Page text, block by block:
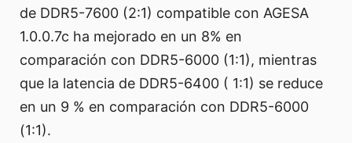
de DDR5-7600 (2:1) compatible con AGESA
1.0.0.7c ha mejorado en un 8% en
comparación con DDR5-6000 (1:1), mientras
que la latencia de DDR5-6400 ( 1:1) se reduce
en un 9 % en comparación con DDR5-6000
(1:1).